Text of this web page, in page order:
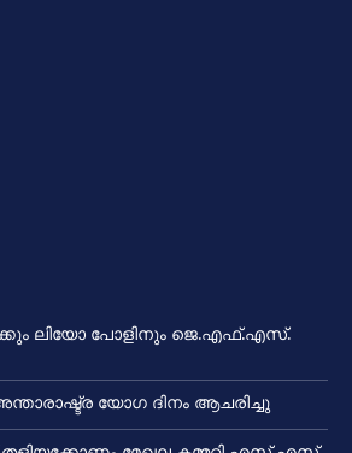
ലിയോ പോളിനും ജെ.എഫ്.എസ്.
യോഗ ദിനം ആചരിച്ചു